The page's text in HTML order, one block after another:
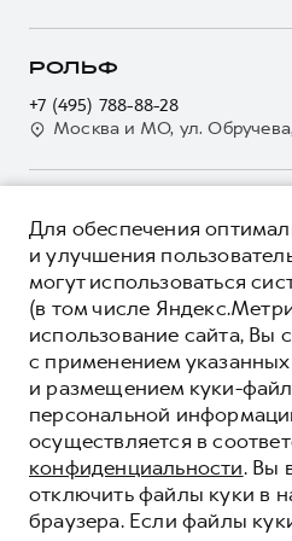
Для малого бизнеса
Система управления
Сервис для корпоративных
HAVAL Лизинг
Автомобильные аксессуары
Коллекция PRO
Коллекция Базовая
Коллекция Детская
Электронный ПТС
GWM Безопасность
Мобильное приложение
Программа «HAVAL
Руководства по эксплуатации
Подписки
Автомобильные аксессуары
Коллекция PRO
Коллекция Базовая
Коллекция Детская
О GWM
О дилере
Наша команда
Контакты
РОЛЬФ
+7 (495) 788-88-28
Москва и МО, ул. Обручева,
ЦЕНЫ И ВЫГОДЫ
ЮРИДИЧЕСКАЯ
Вся представленная на сайте
автомобилей и сервисного
информационный характер и не
Все цены, указанные на данном
характер и являются
розничными ценами по расчетам
Волл Мотор Рус»). Для получения
просьба обращаться к
«Грейт Волл Мотор Рус» либо по
****На некоторых автомобилях
система / устройство вызова
(блок ЭРА-ГЛОНАСС).
Показать все
© 2026 ООО «Грейт Волл
© 2026 АО «РОЛЬФ»
Для обеспечения
и улучшения
могут использоваться
(в том числе
использование сайта, Вы
с применением указанных
и размещением куки-
персональной
осуществляется в
конфиденциальности. Вы
отключить файлы куки в
браузера. Если файлы